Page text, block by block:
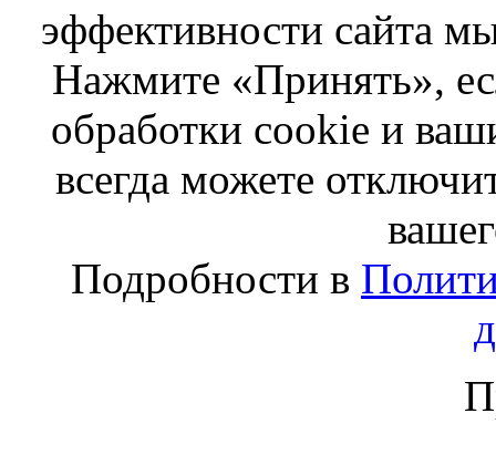
эффективности сайта
Нажмите «Принять»,
обработки cookie и
всегда можете
Подробности в